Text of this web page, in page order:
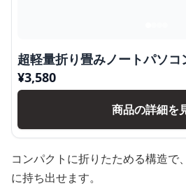
超軽量折り畳みノートパソコ
¥3,580
商品の詳細を
コンパクトに折りたためる構造で
に持ち出せます。